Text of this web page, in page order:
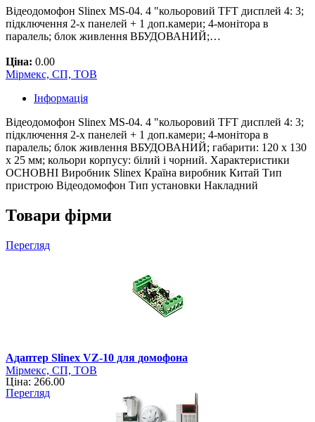
Відеодомофон Slinex MS-04. 4 "кольоровий TFT дисплей 4: 3;
підключення 2-х панелей + 1 доп.камери; 4-монітора в
паралель; блок живлення ВБУДОВАНИЙ;…
Ціна: 0.00
Мірмекс, СП, ТОВ
Інформація
Відеодомофон Slinex MS-04. 4 "кольоровий TFT дисплей 4: 3;
підключення 2-х панелей + 1 доп.камери; 4-монітора в
паралель; блок живлення ВБУДОВАНИЙ; габарити: 120 х 130
х 25 мм; кольори корпусу: білий і чорний. Характеристики
ОСНОВНІ Виробник Slinex Країна виробник Китай Тип
пристрою Відеодомофон Тип установки Накладний
Товари фірми
Перегляд
Адаптер Slinex VZ-10 для домофона
Мірмекс, СП, ТОВ
Ціна: 266.00
Перегляд